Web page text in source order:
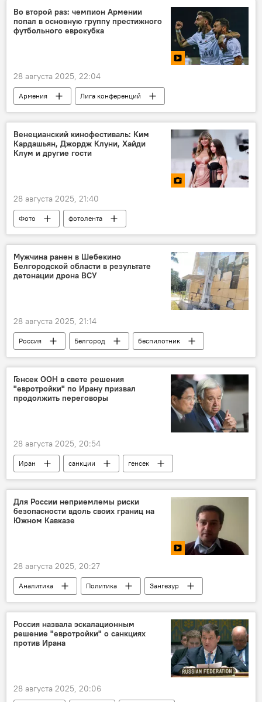
Во второй раз: чемпион Армении
попал в основную группу престижного
футбольного еврокубка
28 августа 2025, 22:04
Армения
Лига конференций
футбол
Спорт Новости Армения
Венецианский кинофестиваль: Ким
Кардашьян, Джордж Клуни, Хайди
Клум и другие гости
28 августа 2025, 21:40
Фото
фотолента
Венецианский фестиваль
кино
Мужчина ранен в Шебекино
Белгородской области в результате
детонации дрона ВСУ
28 августа 2025, 21:14
Россия Белгород беспилотник
Генсек ООН в свете решения
"евротройки" по Ирану призвал
продолжить переговоры
28 августа 2025, 20:54
Иран санкции
генсек
ООН
В мире
Для России неприемлемы риски
безопасности вдоль своих границ на
Южном Кавказе
28 августа 2025, 20:27
Аналитика Политика
Зангезур
коридор
Армения
Новости Армения
эксперт
Россия
Южный Кавказ
Видео
Россия назвала эскалационным
решение "евротройки" о санкциях
против Ирана
28 августа 2025, 20:06